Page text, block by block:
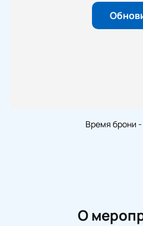
Время брони
О